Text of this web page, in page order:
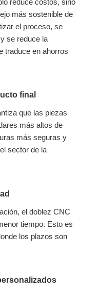
más sostenible de
el proceso, se
se reduce la
traduce en ahorros
final
que las piezas
más altos de
más seguras y
sector de la
el doblez CNC
tiempo. Esto es
los plazos son